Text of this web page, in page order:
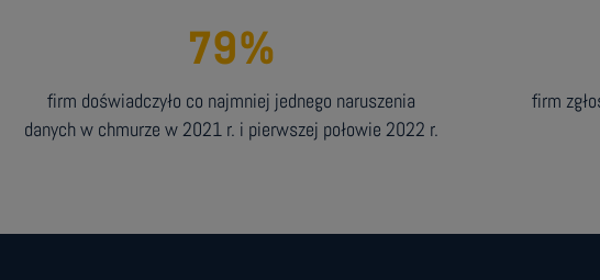
79%
firm doświadczyło co najmniej jednego naruszenia
danych w chmurze w 2021 r. i pierwszej połowie 2022 r.
firm